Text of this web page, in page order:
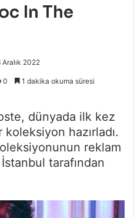
In The
Aralık 2022
0 1 dakika okuma süresi
dünyada ilk kez
hazırladı.
reklam
tarafından